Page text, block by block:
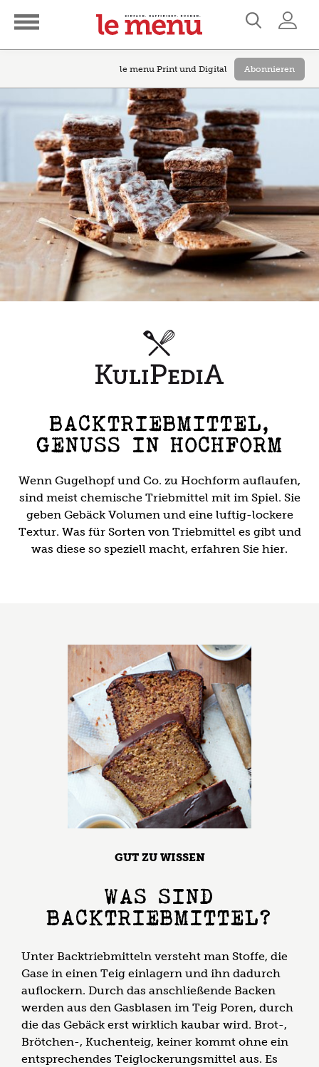
le menu Print und Digital Abonnieren
BACKTRIEBMITTEL,
GENUSS IN HOCHFORM
Wenn Gugelhopf und Co. zu Hochform auflaufen,
sind meist chemische Triebmittel mit im Spiel. Sie
geben Gebäck Volumen und eine luftig-lockere
Textur. Was für Sorten von Triebmittel es gibt und
was diese so speziell macht, erfahren Sie hier.
GUT ZU WISSEN
WAS SIND
BACKTRIEBMITTEL?
Unter Backtriebmitteln versteht man Stoffe, die
Gase in einen Teig einlagern und ihn dadurch
auflockern. Durch das anschließende Backen
werden aus den Gasblasen im Teig Poren, durch
die das Gebäck erst wirklich kaubar wird. Brot-,
Brötchen-, Kuchenteig, keiner kommt ohne ein
entsprechendes Teiglockerungsmittel aus. Es